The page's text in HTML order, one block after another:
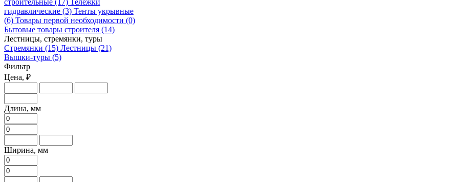
строительные (17) Тележки
гидравлические (3) Тенты укрывные
(6) Товары первой необходимости (0)
Бытовые товары строителя (14)
Лестницы, стремянки, туры
Стремянки (15) Лестницы (21)
Вышки-туры (5)
Фильтр
Цена, ₽
Длина, мм
Ширина, мм